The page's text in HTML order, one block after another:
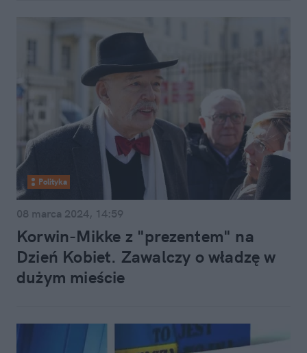
Polityka
08 marca 2024, 14:59
Korwin-Mikke z "prezentem" na
Dzień Kobiet. Zawalczy o władzę w
dużym mieście